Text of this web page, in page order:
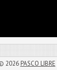
2026 PASCO LIBRE